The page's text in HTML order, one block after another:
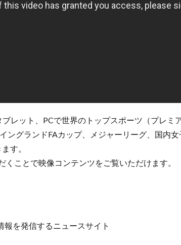
レット、PCで世界のトップスポーツ（プレミ
ングランドFAカップ、メジャーリーグ、国内
す。
ことで映像コンテンツをご覧いただけます。
報を発信するニュースサイト